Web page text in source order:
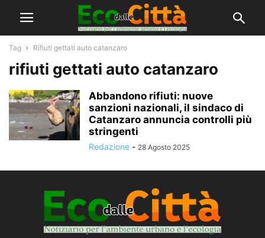
Tag Rifiuti gettati auto catanzaro
rifiuti gettati auto catanzaro
Abbandono rifiuti: nuove
sanzioni nazionali, il sindaco di
Catanzaro annuncia controlli più
stringenti
Redazione - 28 Agosto 2025